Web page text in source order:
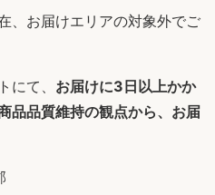
、お届けエリアの対象外でご
にて、 お届けに3日以上かか
品品質維持の観点から、お届